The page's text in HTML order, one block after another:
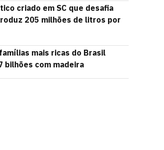
criado em SC que desafia
205 milhões de litros por
mais ricas do Brasil
bilhões com madeira